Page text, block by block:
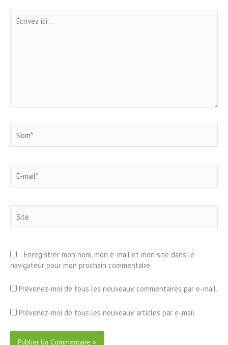
Écrivez
ici…
mail*
Enregistrer mon nom, mon e-mail et mon site dans le
navigateur pour mon prochain commentaire.
Prévenez-moi de tous les nouveaux commentaires par e-mail.
Prévenez-moi de tous les nouveaux articles par e-mail.